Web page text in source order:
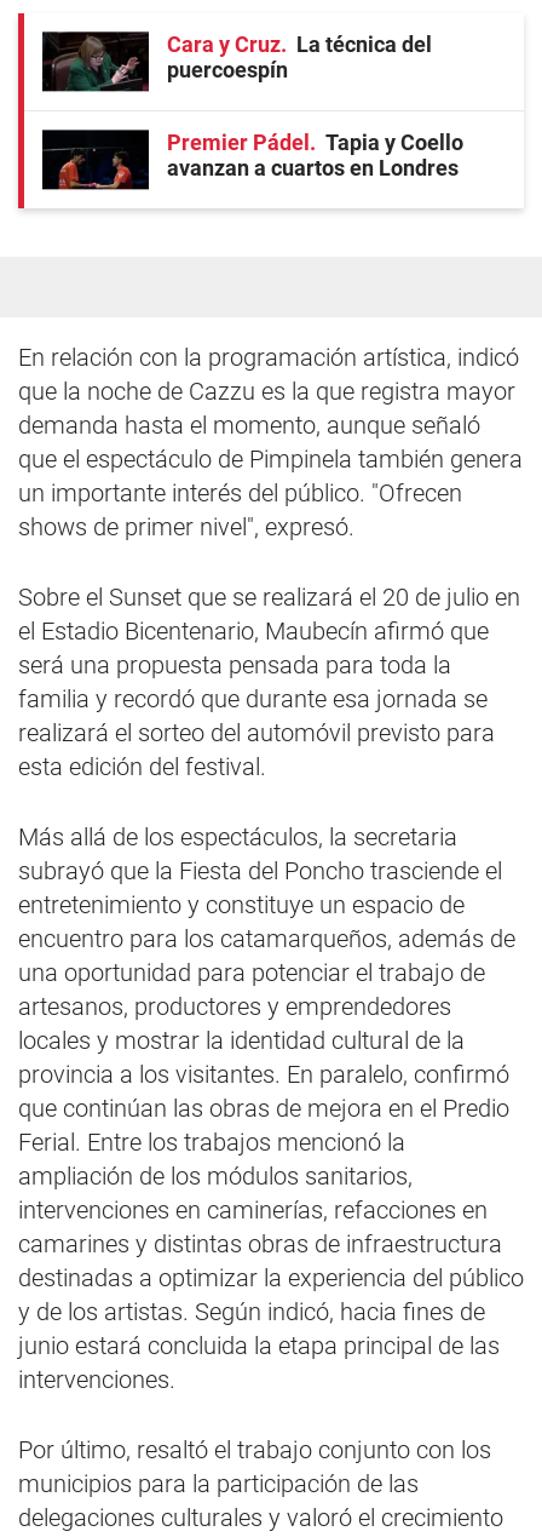
Cara y Cruz
La técnica del
puercoespín
Premier Pádel
Tapia y Coello
avanzan a cuartos en Londres
En relación con la programación artística, indicó
que la noche de Cazzu es la que registra mayor
demanda hasta el momento, aunque señaló
que el espectáculo de Pimpinela también genera
un importante interés del público. "Ofrecen
shows de primer nivel", expresó.
Sobre el Sunset que se realizará el 20 de julio en
el Estadio Bicentenario, Maubecín afirmó que
será una propuesta pensada para toda la
familia y recordó que durante esa jornada se
realizará el sorteo del automóvil previsto para
esta edición del festival.
Más allá de los espectáculos, la secretaria
subrayó que la Fiesta del Poncho trasciende el
entretenimiento y constituye un espacio de
encuentro para los catamarqueños, además de
una oportunidad para potenciar el trabajo de
artesanos, productores y emprendedores
locales y mostrar la identidad cultural de la
provincia a los visitantes. En paralelo, confirmó
que continúan las obras de mejora en el Predio
Ferial. Entre los trabajos mencionó la
ampliación de los módulos sanitarios,
intervenciones en caminerías, refacciones en
camarines y distintas obras de infraestructura
destinadas a optimizar la experiencia del público
y de los artistas. Según indicó, hacia fines de
junio estará concluida la etapa principal de las
intervenciones.
Por último, resaltó el trabajo conjunto con los
municipios para la participación de las
delegaciones culturales y valoró el crecimiento